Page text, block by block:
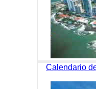
Calendario